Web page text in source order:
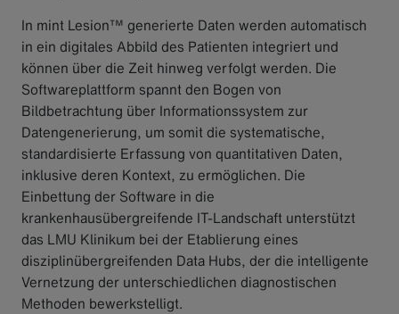
In mint Lesion™ generierte Daten werden automatisch
in ein digitales Abbild des Patienten integriert und
können über die Zeit hinweg verfolgt werden. Die
Softwareplattform spannt den Bogen von
Bildbetrachtung über Informationssystem zur
Datengenerierung, um somit die systematische,
standardisierte Erfassung von quantitativen Daten,
inklusive deren Kontext, zu ermöglichen. Die
Einbettung der Software in die
krankenhausübergreifende IT-Landschaft unterstützt
das LMU Klinikum bei der Etablierung eines
disziplinübergreifenden Data Hubs, der die intelligente
Vernetzung der unterschiedlichen diagnostischen
Methoden bewerkstelligt.